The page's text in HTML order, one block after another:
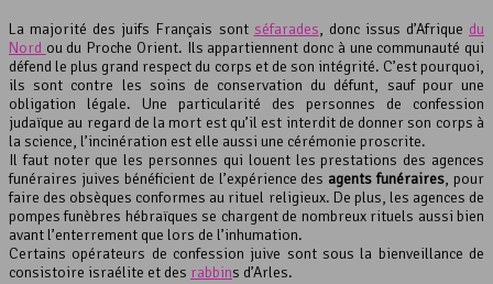
La majorité des juifs Français sont séfarades, donc issus d’Afrique du
Nord ou du Proche Orient. Ils appartiennent donc à une communauté qui
défend le plus grand respect du corps et de son intégrité. C’est pourquoi,
ils sont contre les soins de conservation du défunt, sauf pour une
obligation légale. Une particularité des personnes de confession
judaïque au regard de la mort est qu’il est interdit de donner son corps à
la science, l’incinération est elle aussi une cérémonie proscrite.
Il faut noter que les personnes qui louent les prestations des agences
funéraires juives bénéficient de l’expérience des agents funéraires, pour
faire des obsèques conformes au rituel religieux. De plus, les agences de
pompes funèbres hébraïques se chargent de nombreux rituels aussi bien
avant l’enterrement que lors de l’inhumation.
Certains opérateurs de confession juive sont sous la bienveillance de
consistoire israélite et des rabbins d’Arles.